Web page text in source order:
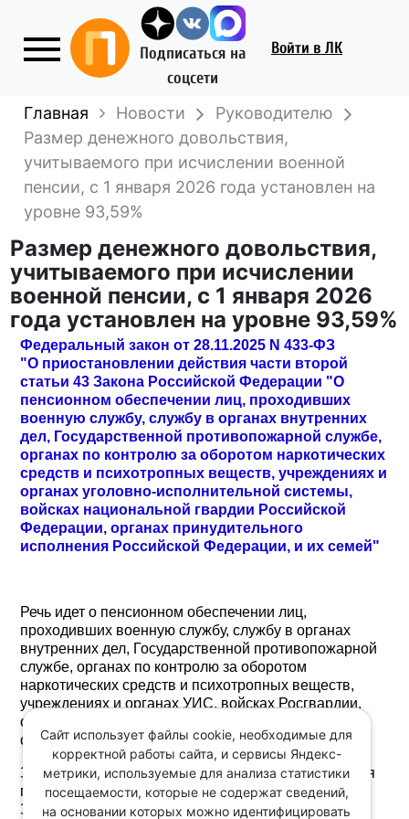
Подписаться на
соцсети
Войти в ЛК
Главная Новости
Руководителю
Размер денежного довольствия,
учитываемого при исчислении военной
пенсии, с 1 января 2026 года установлен на
уровне 93,59%
Размер денежного довольствия,
учитываемого при исчислении
военной пенсии, с 1 января 2026
года установлен на уровне 93,59%
Федеральный закон от 28.11.2025 N 433-ФЗ
"О приостановлении действия части второй
статьи 43 Закона Российской Федерации "О
пенсионном обеспечении лиц, проходивших
военную службу, службу в органах внутренних
дел, Государственной противопожарной службе,
органах по контролю за оборотом наркотических
средств и психотропных веществ, учреждениях и
органах уголовно-исполнительной системы,
войсках национальной гвардии Российской
Федерации, органах принудительного
исполнения Российской Федерации, и их семей"
Речь идет о пенсионном обеспечении лиц,
проходивших военную службу, службу в органах
внутренних дел, Государственной противопожарной
службе, органах по контролю за оборотом
наркотических средств и психотропных веществ,
учреждениях и органах УИС, войсках Росгвардии,
органах принудительного исполнения РФ, в
соответствии с Законом РФ от 12.02.1993 N 4468-I.
Законом также до 1 января 2027 года продлевается
приостановление действия части второй статьи 43
Закона N 4468-I.
Сайт использует файлы cookie, необходимые для
корректной работы сайта, и сервисы Яндекс-
метрики, используемые для анализа статистики
посещаемости, которые не содержат сведений,
на основании которых можно идентифицировать